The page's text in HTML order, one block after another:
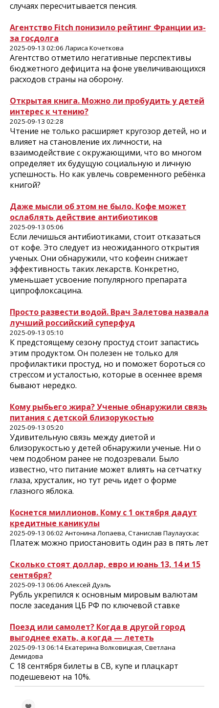
случаях пересчитывается пенсия.
Агентство Fitch понизило рейтинг Франции из-
за госдолга
2025-09-13 02:06 Лариса Кочеткова
Агентство отметило негативные перспективы
бюджетного дефицита на фоне увеличивающихся
расходов страны на оборону.
Открытая книга. Можно ли пробудить у детей
интерес к чтению?
2025-09-13 02:28
Чтение не только расширяе­т кругозор детей, но и
влияет на становление их личности, на
взаимодействие с окружаю­щими, что во многом
определяет их будущую социальную и личную
успешность. Но как увлечь современного ребёнка
книгой?
Даже мысли об этом не было. Кофе может
ослаблять действие антибиотиков
2025-09-13 05:06
Если лечишься антибиотиками, стоит отказаться
от кофе. Это следует из неожиданного открытия
ученых. Они обнаружили, что кофеин снижает
эффективность таких лекарств. Конкретно,
уменьшает усвоение популярного препарата
ципрофлоксацина.
Просто развести водой. Врач Залетова назвала
лучший российский суперфуд
2025-09-13 05:10
К предстоящему сезону простуд стоит запастись
этим продуктом. Он полезен не только для
профилактики простуд, но и поможет бороться со
стрессом и усталостью, которые в осеннее время
бывают нередко.
Кому рыбьего жира? Ученые обнаружили связь
питания с детской близорукостью
2025-09-13 05:20
Удивительную связь между диетой и
близорукостью у детей обнаружили ученые. Ни о
чем подобном ранее не подозревали. Было
известно, что питание может влиять на сетчатку
глаза, хрусталик, но тут речь идет о форме
глазного яблока.
Коснется миллионов. Кому с 1 октября дадут
кредитные каникулы
2025-09-13 06:02 Антонина Лопаева, Станислав Паулаускас
Платеж можно приостановить один раз в пять лет
Сколько стоят доллар, евро и юань 13, 14 и 15
сентября?
2025-09-13 06:06 Алексей Дуэль
Рубль укрепился к основным мировым валютам
после заседания ЦБ РФ по ключевой ставке
Поезд или самолет? Когда в другой город
выгоднее ехать, а когда — лететь
2025-09-13 06:14 Екатерина Волковицкая, Светлана
Демидова
С 18 сентября билеты в СВ, купе и плацкарт
подешевеют на 10%.